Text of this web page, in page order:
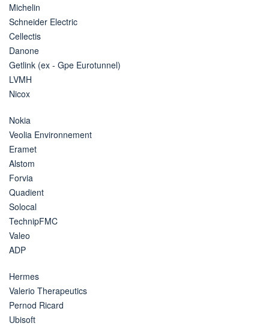
Michelin
Schneider Electric
Cellectis
Danone
Getlink (ex - Gpe Eurotunnel)
LVMH
Nicox
Nokia
Veolia Environnement
Eramet
Alstom
Forvia
Quadient
Solocal
TechnipFMC
Valeo
ADP
Hermes
Valerio Therapeutics
Pernod Ricard
Ubisoft